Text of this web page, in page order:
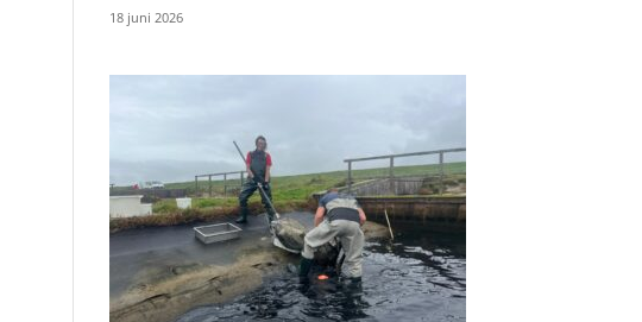
18 juni 2026